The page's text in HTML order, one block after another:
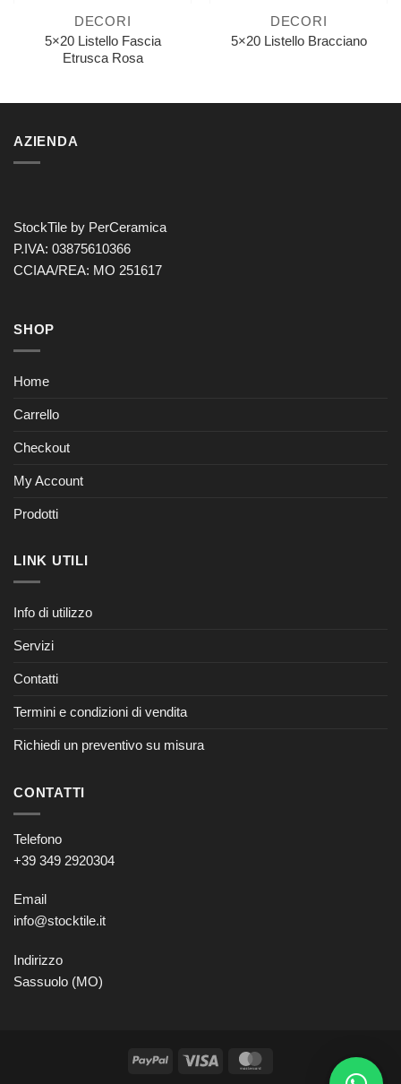
DECORI
5×20 Listello Fascia
Etrusca Rosa
DECORI
5×20 Listello Bracciano
AZIENDA
StockTile by PerCeramica
P.IVA: 03875610366
CCIAA/REA: MO 251617
SHOP
Home
Carrello
Checkout
My Account
Prodotti
LINK UTILI
Info di utilizzo
Servizi
Contatti
Termini e condizioni di vendita
Richiedi un preventivo su misura
CONTATTI
Telefono
+39 349 2920304
Email
info@stocktile.it
Indirizzo
Sassuolo (MO)